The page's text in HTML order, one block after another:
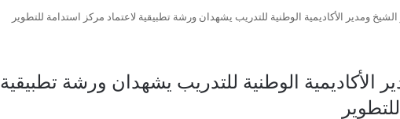
ومدير الأكاديمية الوطنية للتدريب يشهدان ورشة تطبيقية لاعتماد مركز استدامة للتطوير
الأكاديمية الوطنية للتدريب يشهدان ورشة تطبيقية